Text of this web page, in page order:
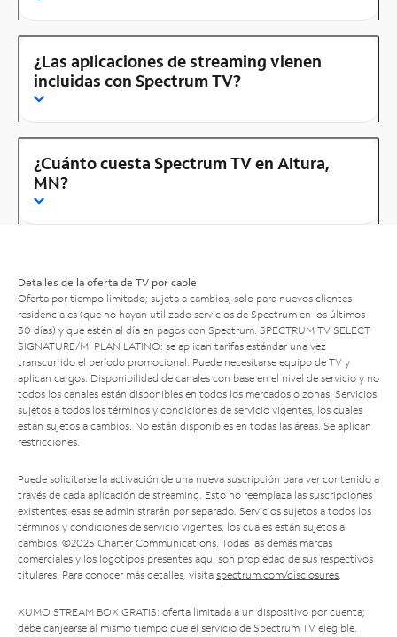
¿Las aplicaciones de streaming vienen
incluidas con Spectrum TV?
¿Cuánto cuesta Spectrum TV en Altura,
MN?
Detalles de la oferta de TV por cable
Oferta por tiempo limitado; sujeta a cambios; solo para nuevos clientes
residenciales (que no hayan utilizado servicios de Spectrum en los últimos
30 días) y que estén al día en pagos con Spectrum. SPECTRUM TV SELECT
SIGNATURE/MI PLAN LATINO: se aplican tarifas estándar una vez
transcurrido el período promocional. Puede necesitarse equipo de TV y
aplican cargos. Disponibilidad de canales con base en el nivel de servicio y no
todos los canales están disponibles en todos los mercados o zonas. Servicios
sujetos a todos los términos y condiciones de servicio vigentes, los cuales
están sujetos a cambios. No están disponibles en todas las áreas. Se aplican
restricciones.
Puede solicitarse la activación de una nueva suscripción para ver contenido a
través de cada aplicación de streaming. Esto no reemplaza las suscripciones
existentes; esas se administrarán por separado. Servicios sujetos a todos los
términos y condiciones de servicio vigentes, los cuales están sujetos a
cambios. ©2025 Charter Communications. Todas las demás marcas
comerciales y los logotipos presentes aquí son propiedad de sus respectivos
titulares. Para conocer más detalles, visita spectrum.com/disclosures.
XUMO STREAM BOX GRATIS: oferta limitada a un dispositivo por cuenta;
debe canjearse al mismo tiempo que el servicio de Spectrum TV elegible.